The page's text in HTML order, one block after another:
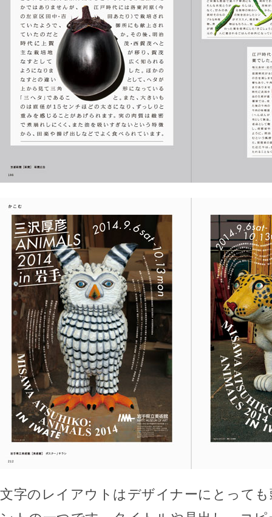
文字のレイアウトはデザイナーにとって